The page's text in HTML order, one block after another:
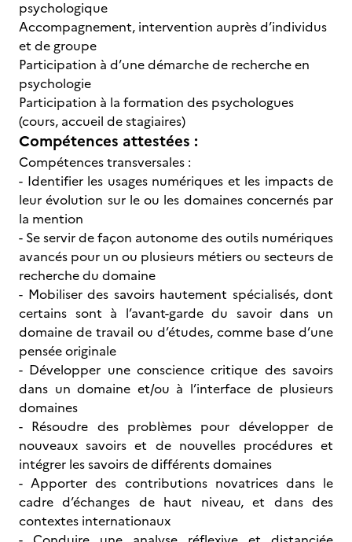
psychologique
Accompagnement, intervention auprès d’individus
et de groupe
Participation à d’une démarche de recherche en
psychologie
Participation à la formation des psychologues
(cours, accueil de stagiaires)
Compétences attestées :
Compétences transversales :
- Identifier les usages numériques et les impacts de
leur évolution sur le ou les domaines concernés par
la mention
- Se servir de façon autonome des outils numériques
avancés pour un ou plusieurs métiers ou secteurs de
recherche du domaine
- Mobiliser des savoirs hautement spécialisés, dont
certains sont à l’avant-garde du savoir dans un
domaine de travail ou d’études, comme base d’une
pensée originale
- Développer une conscience critique des savoirs
dans un domaine et/ou à l’interface de plusieurs
domaines
- Résoudre des problèmes pour développer de
nouveaux savoirs et de nouvelles procédures et
intégrer les savoirs de différents domaines
- Apporter des contributions novatrices dans le
cadre d’échanges de haut niveau, et dans des
contextes internationaux